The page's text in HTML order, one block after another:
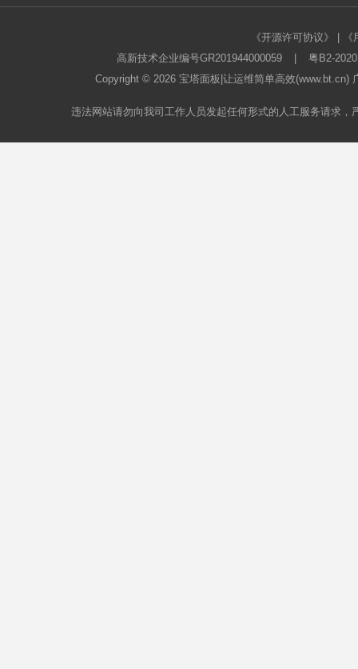
《开源许可协议》
高新技术企业编号GR201944000059
粤B2-
Copyright © 2026 宝塔面板 |让运维简单高效
违法网站请勿向我司工作人员发起任何形式的人工服务请求，